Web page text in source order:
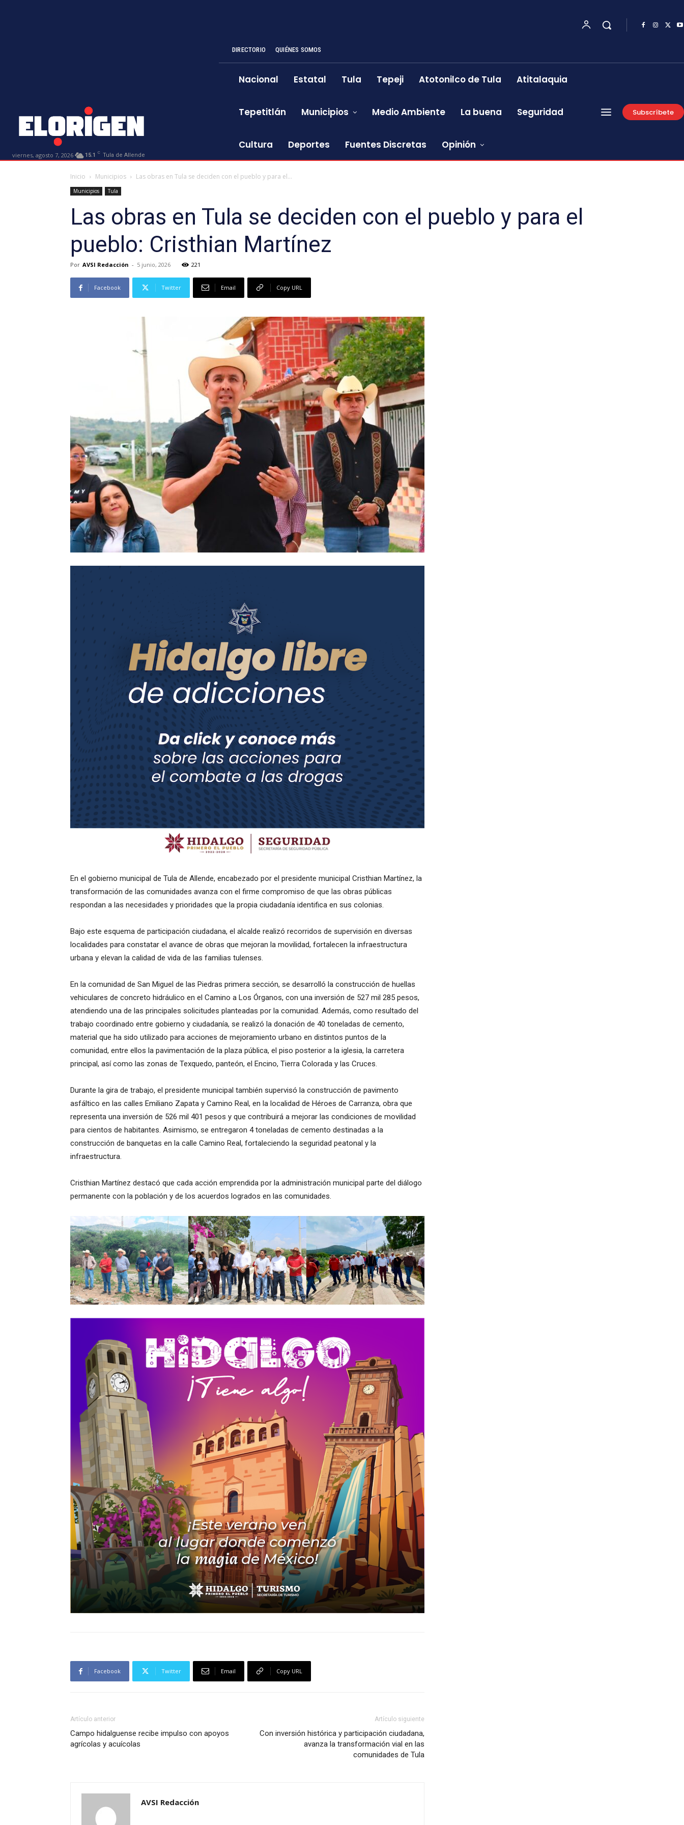
viernes, agosto 7, 2026 15.1 C Tula de Allende
DIRECTORIO QUIÉNES SOMOS
Nacional Estatal Tula Tepeji Atotonilco de Tula Atitalaquia
Tepetitlán Municipios Medio Ambiente La buena Seguridad
Cultura Deportes Fuentes Discretas Opinión
Subscríbete
Inicio Municipios Las obras en Tula se deciden con el pueblo y para el...
Municipios Tula
Las obras en Tula se deciden con el pueblo y para el
pueblo: Cristhian Martínez
Por AVSI Redacción - 5 junio, 2026 221
Facebook Twitter Email Copy URL
En el gobierno municipal de Tula de Allende, encabezado por el presidente municipal Cristhian Martínez, la
transformación de las comunidades avanza con el firme compromiso de que las obras públicas
respondan a las necesidades y prioridades que la propia ciudadanía identifica en sus colonias.
Bajo este esquema de participación ciudadana, el alcalde realizó recorridos de supervisión en diversas
localidades para constatar el avance de obras que mejoran la movilidad, fortalecen la infraestructura
urbana y elevan la calidad de vida de las familias tulenses.
En la comunidad de San Miguel de las Piedras primera sección, se desarrolló la construcción de huellas
vehiculares de concreto hidráulico en el Camino a Los Órganos, con una inversión de 527 mil 285 pesos,
atendiendo una de las principales solicitudes planteadas por la comunidad. Además, como resultado del
trabajo coordinado entre gobierno y ciudadanía, se realizó la donación de 40 toneladas de cemento,
material que ha sido utilizado para acciones de mejoramiento urbano en distintos puntos de la
comunidad, entre ellos la pavimentación de la plaza pública, el piso posterior a la iglesia, la carretera
principal, así como las zonas de Texquedo, panteón, el Encino, Tierra Colorada y las Cruces.
Durante la gira de trabajo, el presidente municipal también supervisó la construcción de pavimento
asfáltico en las calles Emiliano Zapata y Camino Real, en la localidad de Héroes de Carranza, obra que
representa una inversión de 526 mil 401 pesos y que contribuirá a mejorar las condiciones de movilidad
para cientos de habitantes. Asimismo, se entregaron 4 toneladas de cemento destinadas a la
construcción de banquetas en la calle Camino Real, fortaleciendo la seguridad peatonal y la
infraestructura.
Cristhian Martínez destacó que cada acción emprendida por la administración municipal parte del diálogo
permanente con la población y de los acuerdos logrados en las comunidades.
Facebook Twitter Email Copy URL
Artículo anterior
Campo hidalguense recibe impulso con apoyos
agrícolas y acuícolas
Artículo siguiente
Con inversión histórica y participación ciudadana,
avanza la transformación vial en las
comunidades de Tula
AVSI Redacción